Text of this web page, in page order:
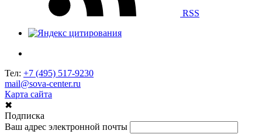
RSS
Тел: +7 (495) 517-9230
mail@sova-center.ru
Карта сайта
✖
Подписка
Ваш адрес электронной почты